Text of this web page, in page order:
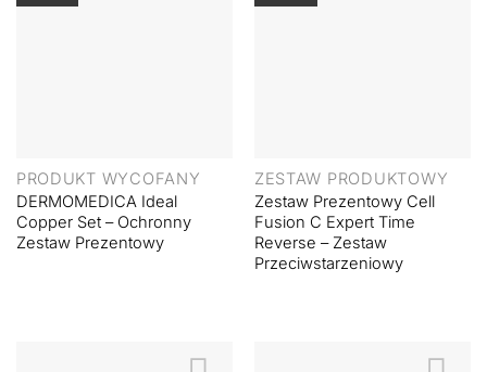
PRODUKT WYCOFANY
DERMOMEDICA Ideal
Copper Set – Ochronny
Zestaw Prezentowy
ZESTAW PRODUKTOWY
Zestaw Prezentowy Cell
Fusion C Expert Time
Reverse – Zestaw
Przeciwstarzeniowy